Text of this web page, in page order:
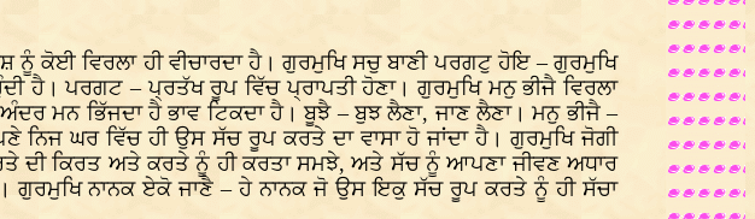
ਕੋਈ ਵਿਰਲਾ ਹੀ ਵੀਚਾਰਦਾ ਹੈ। ਗੁਰਮੁਖਿ ਸਚੁ ਬਾਣੀ ਪਰਗਟੁ ਹੋਇ – ਗੁਰਮੁਖਿ
ਹੈ। ਪਰਗਟ – ਪ੍ਰਤੱਖ ਰੂਪ ਵਿੱਚ ਪ੍ਰਾਪਤੀ ਹੋਣਾ। ਗੁਰਮੁਖਿ ਮਨੁ ਭੀਜੈ ਵਿਰਲਾ
ਮਨ ਭਿੱਜਦਾ ਹੈ ਭਾਵ ਟਿਕਦਾ ਹੈ। ਬੂਝੈ – ਬੁਝ ਲੈਣਾ, ਜਾਣ ਲੈਣਾ। ਮਨੁ ਭੀਜੈ –
ਘਰ ਵਿੱਚ ਹੀ ਉਸ ਸੱਚ ਰੂਪ ਕਰਤੇ ਦਾ ਵਾਸਾ ਹੋ ਜਾਂਦਾ ਹੈ। ਗੁਰਮੁਖਿ ਜੋਗੀ
ਦੀ ਕਿਰਤ ਅਤੇ ਕਰਤੇ ਨੂੰ ਹੀ ਕਰਤਾ ਸਮਝੇ, ਅਤੇ ਸੱਚ ਨੂੰ ਆਪਣਾ ਜੀਵਣ ਅਧਾਰ
ਗੁਰਮੁਖਿ ਨਾਨਕ ਏਕੋ ਜਾਣੈ – ਹੇ ਨਾਨਕ ਜੋ ਉਸ ਇਕੁ ਸੱਚ ਰੂਪ ਕਰਤੇ ਨੂੰ ਹੀ ਸੱਚਾ